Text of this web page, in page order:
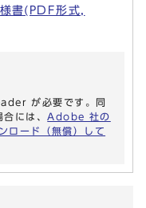
書(PDF形式,
が必要です。同
には、 Adobe 社の
ード（無償）して